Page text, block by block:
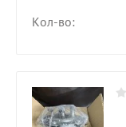
Кол-во: